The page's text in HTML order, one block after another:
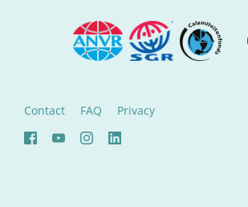
Contact FAQ Privacy